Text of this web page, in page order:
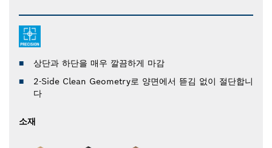
상단과 하단을 매우 깔끔하게 마감
2-Side Clean Geometry로 양면에서 뜯김 없이 절단합니
다
소재